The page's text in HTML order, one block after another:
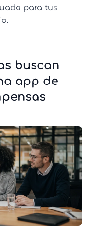
para tus
buscan
app de